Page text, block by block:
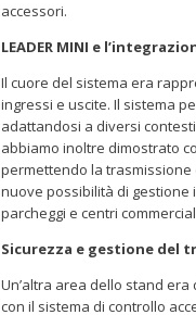
accessori.
LEADER MINI e
Il cuore del sistema era
ingressi e uscite. Il sistema
adattandosi a diversi
abbiamo inoltre dimostrato
permettendo la
nuove possibilità di gestione
parcheggi e centri
Sicurezza e gestione del
Un’altra area dello stand
con il sistema di controllo